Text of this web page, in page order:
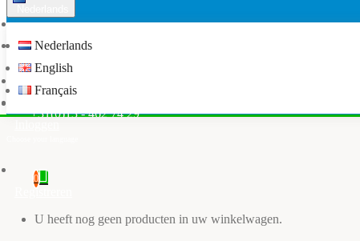
Nederlands
English
Français
info@kastaccessoires.nl
+31(0)13 - 462 74 29
0
U heeft nog geen producten in uw winkelwagen.
Menu
Registreren